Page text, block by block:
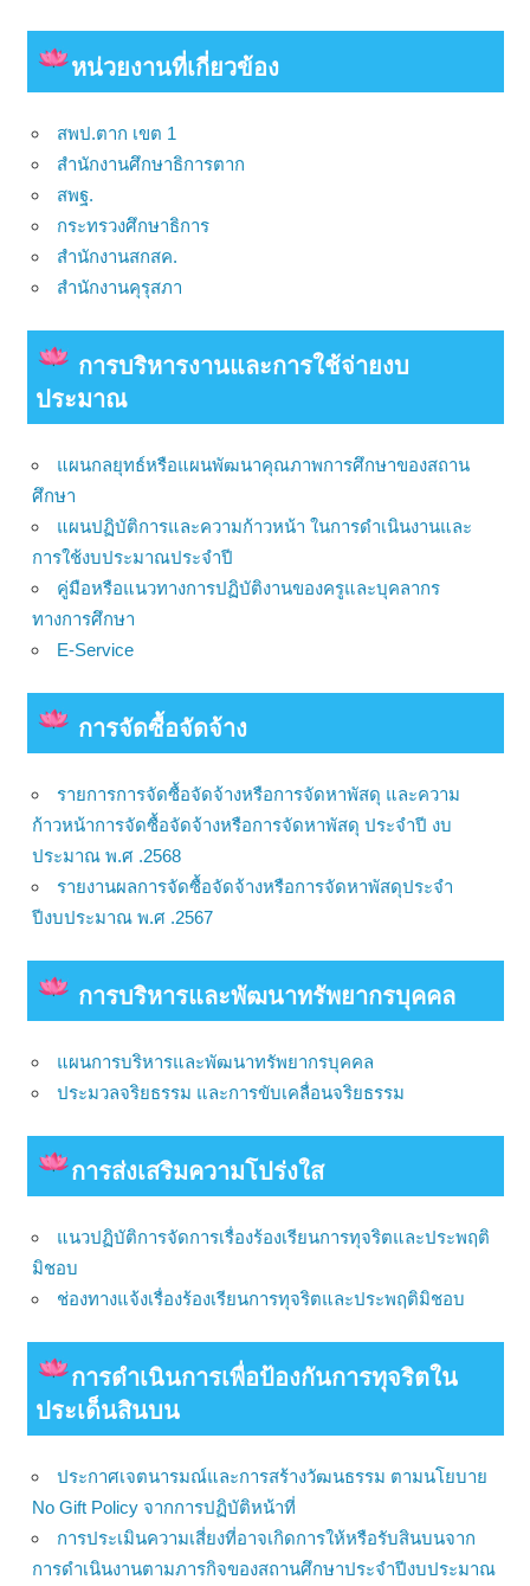
หน่วยงานที่เกี่ยวข้อง
สพป.ตาก เขต 1
สำนักงานศึกษาธิการตาก
สพฐ.
กระทรวงศึกษาธิการ
สำนักงานสกสค.
สำนักงานคุรุสภา
การบริหารงานและการใช้จ่ายงบ
ประมาณ
แผนกลยุทธ์หรือแผนพัฒนาคุณภาพการศึกษาของสถาน
ศึกษา
แผนปฏิบัติการและความก้าวหน้า ในการดำเนินงานและ
การใช้งบประมาณประจำปี
คู่มือหรือแนวทางการปฏิบัติงานของครูและบุคลากร
ทางการศึกษา
E-Service
การจัดซื้อจัดจ้าง
รายการการจัดซื้อจัดจ้างหรือการจัดหาพัสดุ และความ
ก้าวหน้าการจัดซื้อจัดจ้างหรือการจัดหาพัสดุ ประจำปี งบ
ประมาณ พ.ศ .2568
รายงานผลการจัดซื้อจัดจ้างหรือการจัดหาพัสดุประจำ
ปีงบประมาณ พ.ศ .2567
การบริหารและพัฒนาทรัพยากรบุคคล
แผนการบริหารและพัฒนาทรัพยากรบุคคล
ประมวลจริยธรรม และการขับเคลื่อนจริยธรรม
การส่งเสริมความโปร่งใส
แนวปฏิบัติการจัดการเรื่องร้องเรียนการทุจริตและประพฤติ
มิชอบ
ช่องทางแจ้งเรื่องร้องเรียนการทุจริตและประพฤติมิชอบ
การดําเนินการเพื่อป้องกันการทุจริตใน
ประเด็นสินบน
ประกาศเจตนารมณ์และการสร้างวัฒนธรรม ตามนโยบาย
No Gift Policy จากการปฏิบัติหน้าที่
การประเมินความเสี่ยงที่อาจเกิดการให้หรือรับสินบนจาก
การดำเนินงานตามภารกิจของสถานศึกษาประจำปีงบประมาณ